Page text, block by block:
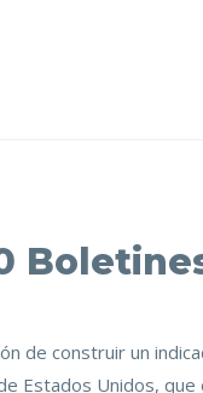
de construir un
Estados Unidos,